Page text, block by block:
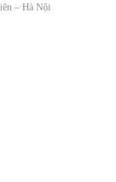
– Hà Nội